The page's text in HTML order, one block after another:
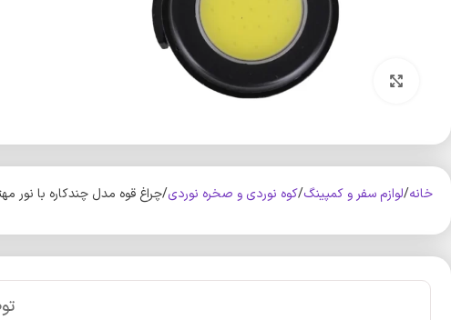
بزرگنمایی تصویر
خانه لوازم سفر و کمپینگ کوه‌ نوردی و صخره نوردی چراغ قوه مدل چندکاره با نور